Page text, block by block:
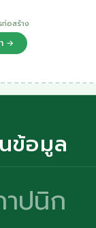
ก่อสร้าง
→
ข้อมูล
ปนิก